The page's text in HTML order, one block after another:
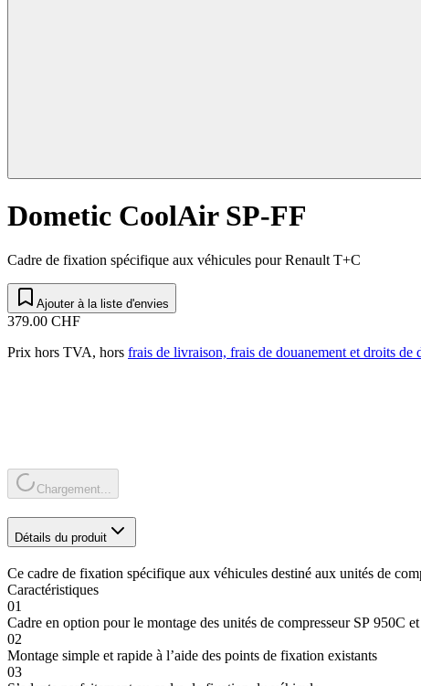
Dometic CoolAir SP-FF
Cadre de fixation spécifique aux véhicules pour Renault T+C
Ajouter à la liste d'envies
379.00 CHF
Prix hors TVA, hors frais de livraison, frais de douanement et droits de
Chargement...
Détails du produit
Ce cadre de fixation spécifique aux véhicules destiné aux unités de
Caractéristiques
01
Cadre en option pour le montage des unités de compresseur SP 950C
02
Montage simple et rapide à l’aide des points de fixation existants
03